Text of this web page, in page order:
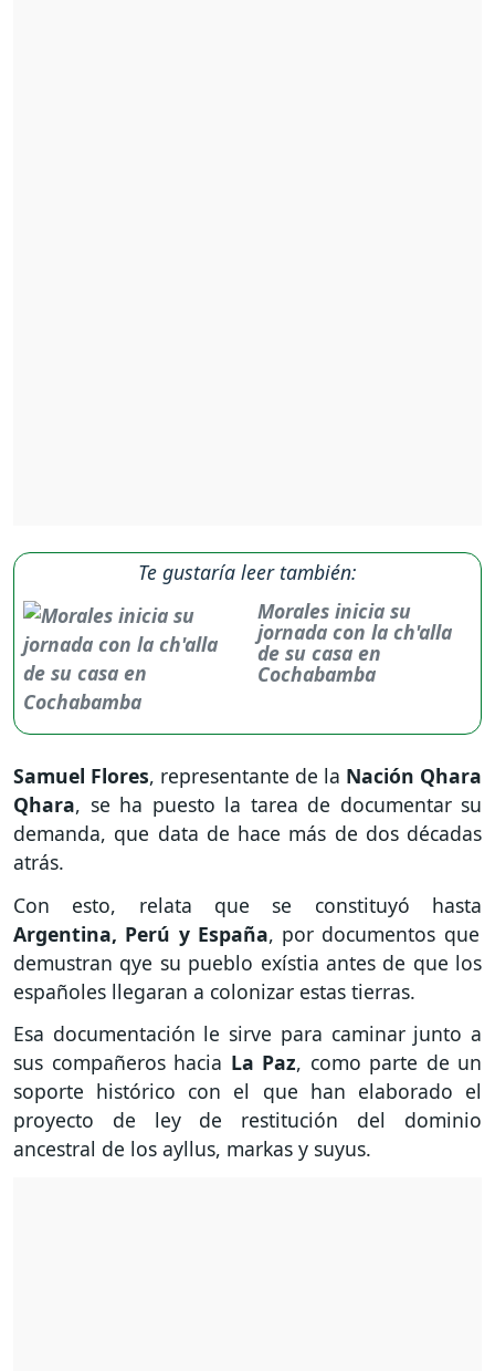
Te gustaría leer también:
Morales inicia su
jornada con la ch'alla
de su casa en
Cochabamba
Samuel Flores, representante de la Nación Qhara
Qhara, se ha puesto la tarea de documentar su
demanda, que data de hace más de dos décadas
atrás.
Con esto, relata que se constituyó hasta
Argentina, Perú y España, por documentos que
demustran qye su pueblo exístia antes de que los
españoles llegaran a colonizar estas tierras.
Esa documentación le sirve para caminar junto a
sus compañeros hacia La Paz, como parte de un
soporte histórico con el que han elaborado el
proyecto de ley de restitución del dominio
ancestral de los ayllus, markas y suyus.